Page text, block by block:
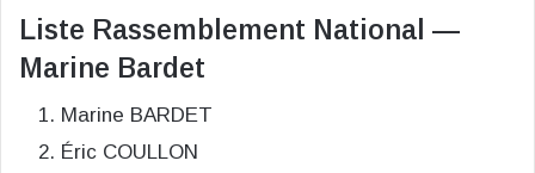
Liste Rassemblement National —
Marine Bardet
Marine BARDET
Éric COULLON